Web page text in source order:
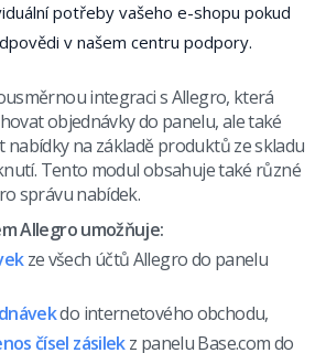
integraci s Allegro, která
objednávky do panelu, ale také
nabídky na základě produktů ze skladu
Tento modul obsahuje také různé
správu nabídek.
Allegro umožňuje:
ze všech účtů Allegro do panelu
do internetového obchodu,
čísel zásilekz panelu Base.com do